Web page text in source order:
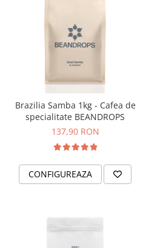
Brazilia Samba 1kg - Cafea de
specialitate BEANDROPS
137,90 RON
CONFIGUREAZA